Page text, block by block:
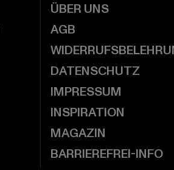
ÜBER UNS
AGB
DATENSCHUTZ
IMPRESSUM
INSPIRATION
MAGAZIN
BARRIEREFREI-INFO